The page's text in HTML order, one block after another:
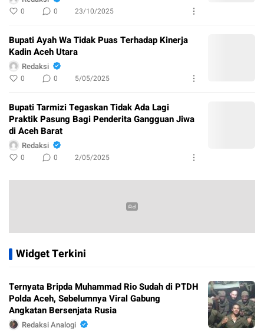
0 0 23/10/2025
Bupati Ayah Wa Tidak Puas Terhadap Kinerja
Kadin Aceh Utara
Redaksi
0 0 5/05/2025
Bupati Tarmizi Tegaskan Tidak Ada Lagi
Praktik Pasung Bagi Penderita Gangguan Jiwa
di Aceh Barat
Redaksi
0 0 2/05/2025
Widget Terkini
Ternyata Bripda Muhammad Rio Sudah di PTDH
Polda Aceh, Sebelumnya Viral Gabung
Angkatan Bersenjata Rusia
Redaksi Analogi